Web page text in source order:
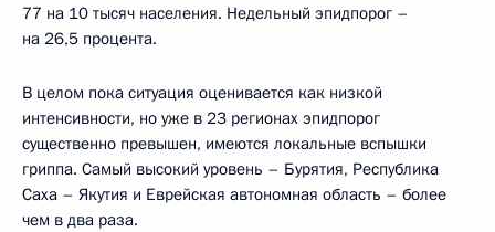
77 на 10 тысяч населения. Недельный эпидпорог –
на 26,5 процента.
В целом пока ситуация оценивается как низкой
интенсивности, но уже в 23 регионах эпидпорог
существенно превышен, имеются локальные вспышки
гриппа. Самый высокий уровень – Бурятия, Республика
Саха – Якутия и Еврейская автономная область – более
чем в два раза.